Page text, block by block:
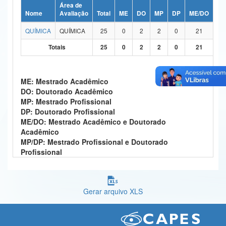
Ministério da Ciência, Tecnologia, Inovações e Comunicações
Ministério do Meio Ambiente
Controladoria-Geral da União
Ministério da Mulher, da Família e dos Direitos Humanos
Secretaria-Geral
Secretaria de Governo
Nome
Área de
Avaliação
Total ME DO MP DP ME/DO
QUÍMICA
QUÍMICA 25 0 2 2 0 21
Totais
25 0 2 2 0 21
ME: Mestrado Acadêmico
DO: Doutorado Acadêmico
MP: Mestrado Profissional
DP: Doutorado Profissional
ME/DO: Mestrado Acadêmico e Doutorado
Acadêmico
MP/DP: Mestrado Profissional e Doutorado
Profissional
Gerar arquivo XLS